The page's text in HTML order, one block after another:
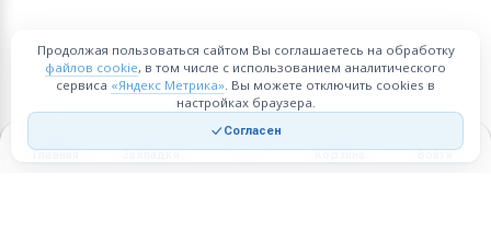
Главная Закладки Корзина Войти
Продолжая пользоваться сайтом Вы соглашаетесь на обработку
файлов cookie, в том числе с использованием аналитического
сервиса «Яндекс Метрика». Вы можете отключить cookies в
настройках браузера.
Согласен